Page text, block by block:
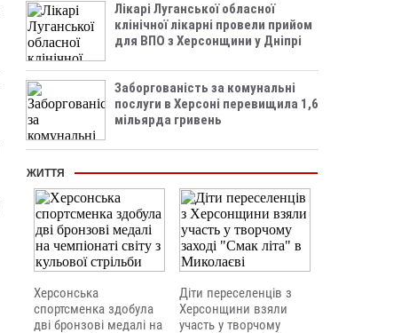
Лікарі Луганської обласної
клінічної лікарні провели прийом
для ВПО з Херсонщини у Дніпрі
Заборгованість за комунальні
послуги в Херсоні перевищила 1,6
мільярда гривень
ЖИТТЯ
Херсонська
спортсменка здобула
дві бронзові медалі на
Діти переселенців з
Херсонщини взяли
участь у творчому